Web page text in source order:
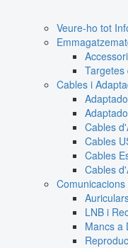
Veure-ho tot
Targetes
Cables i
Cables
Cables
Cables
Cables
Comunicacions
LNB i
Mancs a